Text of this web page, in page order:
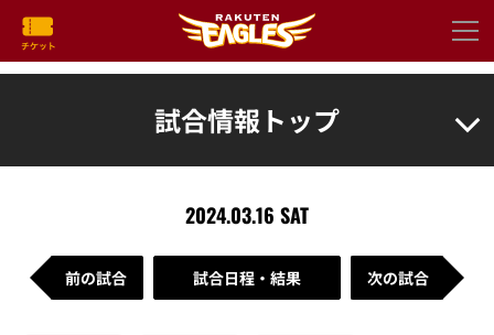
試合情報トップ
2024.03.16 SAT
前の試合 試合日程・結果 次の試合